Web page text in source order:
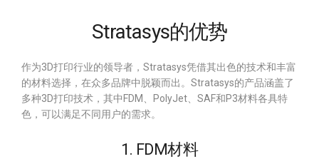
Stratasys的优势
作为3D打印行业的领导者，Stratasys凭借其出色的技术和丰富
的材料选择，在众多品牌中脱颖而出。Stratasys的产品涵盖了
多种3D打印技术，其中FDM、PolyJet、SAF和P3材料各具特
色，可以满足不同用户的需求。
1. FDM材料